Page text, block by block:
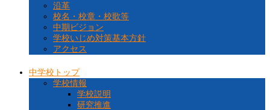
沿革
校名・校章・校歌等
中期ビジョン
学校いじめ対策基本方針
アクセス
中学校トップ
学校情報
学校説明
研究推進